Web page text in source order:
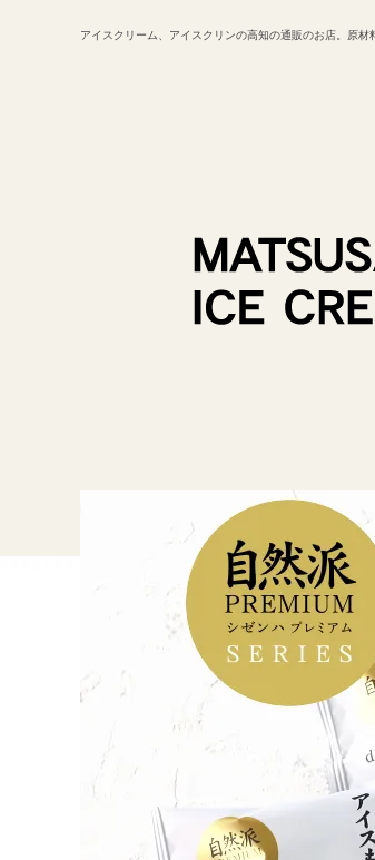
アイスクリーム、アイスクリンの高知の通販のお店。原